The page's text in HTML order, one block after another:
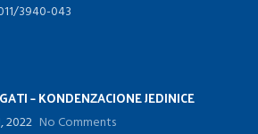
3940-043
– KONDENZACIONE JEDINICE
2022 No Comments